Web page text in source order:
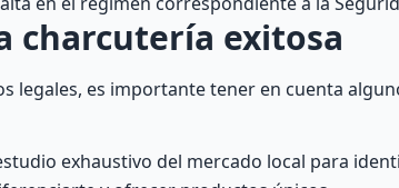
charcutería exitosa
legales, es importante tener en cuenta
exhaustivo del mercado local para